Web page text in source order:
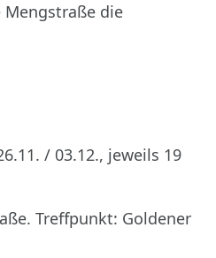
Mengstraße die
/ 03.12., jeweils 19
Treffpunkt: Goldener